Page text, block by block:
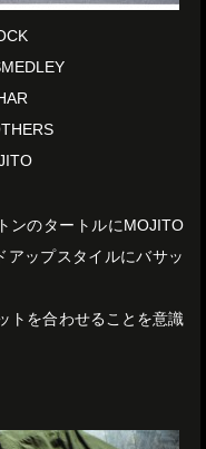
ンのタートルにMOJITO
アップスタイルにバサッ
トを合わせることを意識